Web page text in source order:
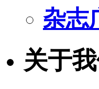
杂志
关于